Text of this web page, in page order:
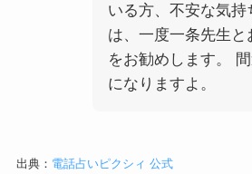
いる方、不安な気持
は、一度一条先生と
をお勧めします。
になりますよ。
出典： 電話占いピクシィ 公式